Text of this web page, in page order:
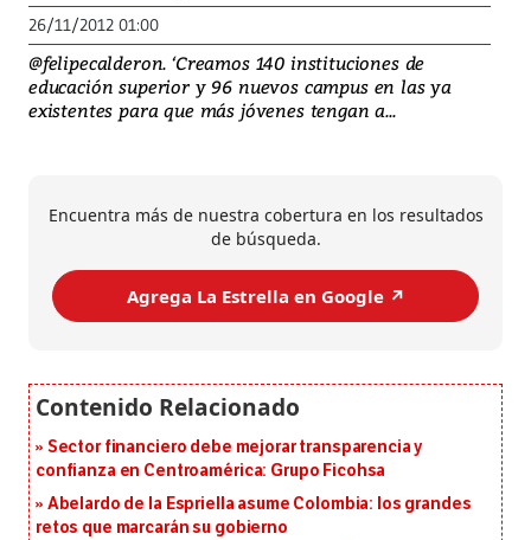
26/11/2012 01:00
@felipecalderon. ‘Creamos 140 instituciones de
educación superior y 96 nuevos campus en las ya
existentes para que más jóvenes tengan a...
Encuentra más de nuestra cobertura en los resultados
de búsqueda.
Agrega La Estrella en Google ↗️
Sector financiero debe mejorar transparencia y
confianza en Centroamérica: Grupo Ficohsa
Abelardo de la Espriella asume Colombia: los grandes
retos que marcarán su gobierno